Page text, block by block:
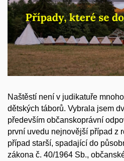
Naštěstí není v judikatuře
dětských táborů. Vybrala jsem
především občanskoprávní
první uvedu nejnovější případ z
případ starší, spadající do
zákona č. 40/1964 Sb.,